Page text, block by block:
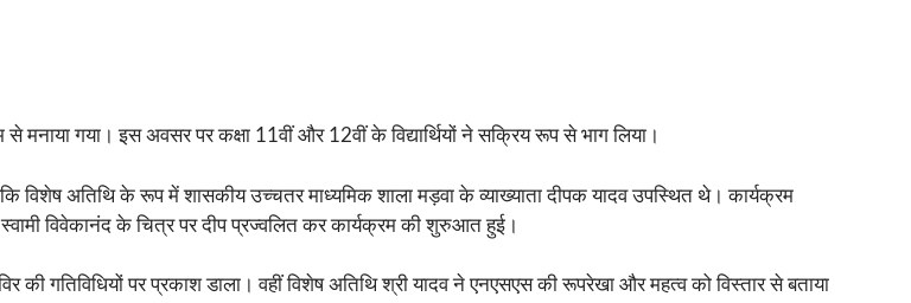
मनाया गया। इस अवसर पर कक्षा 11वीं और 12वीं के विद्यार्थियों ने सक्रिय रूप से भाग लिया।
विशेष अतिथि के रूप में शासकीय उच्चतर माध्यमिक शाला मड़वा के व्याख्याता दीपक यादव उपस्थित थे। कार्यक्रम
विवेकानंद के चित्र पर दीप प्रज्वलित कर कार्यक्रम की शुरुआत हुई।
की गतिविधियों पर प्रकाश डाला। वहीं विशेष अतिथि श्री यादव ने एनएसएस की रूपरेखा और महत्व को विस्तार से बताया